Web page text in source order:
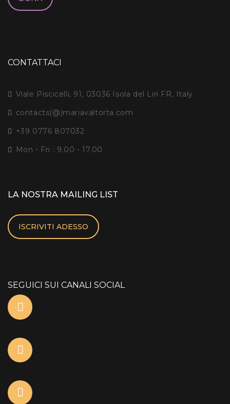
CONTATTACI
Viale Piscicelli, 91, 03036 Isola del Liri FR, Italy
contacts(@)mariavaltorta.com
+39 0776 807032
Mon - Fri : 9.00 - 17.00
LA NOSTRA MAILING LIST
ISCRIVITI ADESSO
SEGUICI SUI CANALI SOCIAL